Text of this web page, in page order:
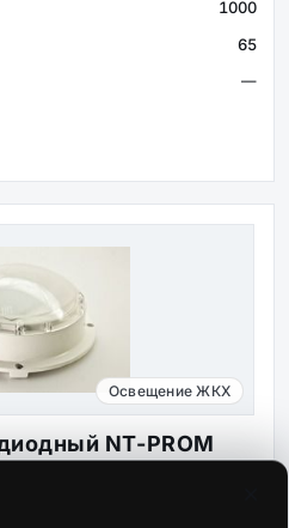
1000
65
—
Освещение ЖКХ
NT-PROM